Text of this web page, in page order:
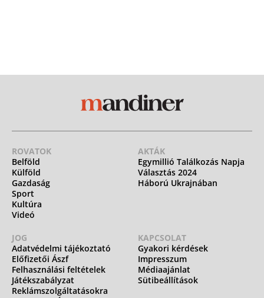
ROVATOK
Belföld
Külföld
Gazdaság
Sport
Kultúra
Videó
AKTÁK
Egymillió Találkozás Napja
Választás 2024
Háború Ukrajnában
JOG
Adatvédelmi tájékoztató
Előfizetői Ászf
Felhasználási feltételek
Játékszabályzat
Reklámszolgáltatásokra
KAPCSOLAT
Gyakori kérdések
Impresszum
Médiaajánlat
Sütibeállítások